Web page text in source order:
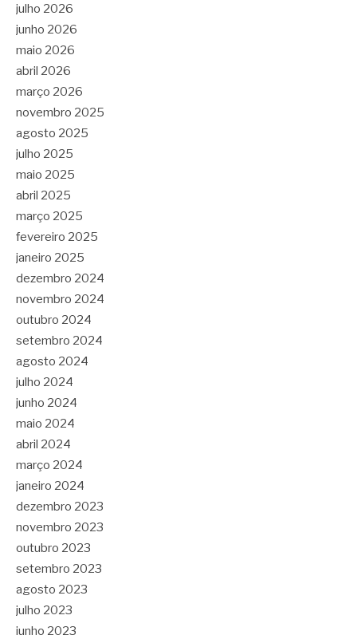
julho 2026
junho 2026
maio 2026
abril 2026
março 2026
novembro 2025
agosto 2025
julho 2025
maio 2025
abril 2025
março 2025
fevereiro 2025
janeiro 2025
dezembro 2024
novembro 2024
outubro 2024
setembro 2024
agosto 2024
julho 2024
junho 2024
maio 2024
abril 2024
março 2024
janeiro 2024
dezembro 2023
novembro 2023
outubro 2023
setembro 2023
agosto 2023
julho 2023
junho 2023